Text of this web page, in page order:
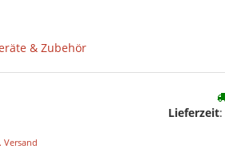
& Zubehör
Versand
Lieferzeit: